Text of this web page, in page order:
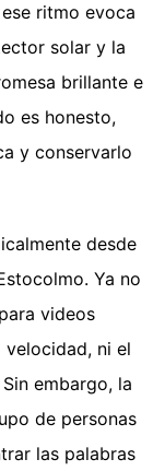
ritmo evoca
solar y la
brillante e
es honesto,
y conservarlo
desde
Ya no
videos
velocidad, ni el
embargo, la
de personas
las palabras